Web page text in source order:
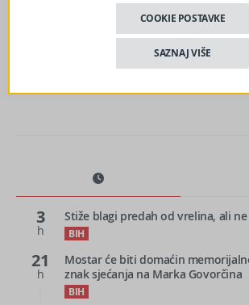
Dino Merlin rasplakao prisutne govorom
“Smijali smo se da prevarimo bol i smrt”
3
h
Stiže blagi predah od vrelina, ali
BIH
21
h
Mostar će biti domaćin
znak sjećanja na Marka Govorčina
BIH
COOKIE POSTAVKE
SAZNAJ VIŠE